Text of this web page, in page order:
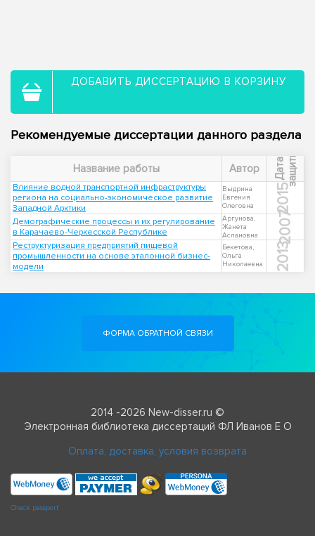
ДОБАВИТЬ ДИССЕРТАЦИЮ В КОРЗИНУ
Рекомендуемые диссертации данного раздела
Название работы Автор Д
а
т
а
з
а
щ
и
т ы
Влияние водной транспортной инфраструктуры
региона на социально-экономическое развитие
Западной Арктики
Выдрина
Евгения
Олеговна
2015
Демографические процессы и их регулирование
в Карачаево-Черкесской Республике
Аргунова,
Жанета
Аслановна
2007
Реструктуризация предприятий пищевой
промышленности на основе эталонной бизнес-
модели
Бекетова,
Ольга
Николаевна
2013
ФОРМА ОБРАТНОЙ СВЯЗИ
2014 -2026 New-disser.ru ©
Электронная библиотека диссертаций ФЛ Иванов Е О
Оплата, доставка, условия возврата
Check passport